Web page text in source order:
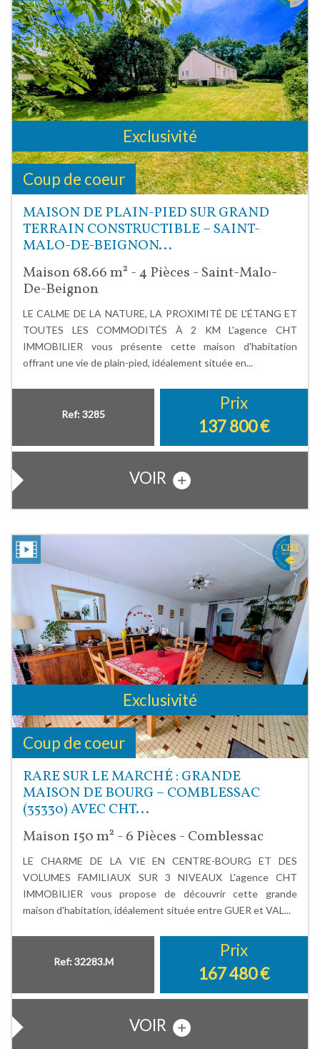
Exclusivité
Coup de coeur
MAISON DE PLAIN-PIED SUR GRAND
TERRAIN CONSTRUCTIBLE – SAINT-
MALO-DE-BEIGNON...
Maison 68.66 m² - 4 Pièces - Saint-Malo-
De-Beignon
LE CALME DE LA NATURE, LA PROXIMITÉ DE L'ÉTANG ET
TOUTES LES COMMODITÉS À 2 KM L'agence CHT
IMMOBILIER vous présente cette maison d'habitation
offrant une vie de plain-pied, idéalement située en...
Ref: 3285
Prix
137 800€
VOIR
Exclusivité
Coup de coeur
RARE SUR LE MARCHÉ : GRANDE
MAISON DE BOURG – COMBLESSAC
(35330) AVEC CHT...
Maison 150 m² - 6 Pièces - Comblessac
LE CHARME DE LA VIE EN CENTRE-BOURG ET DES
VOLUMES FAMILIAUX SUR 3 NIVEAUX L'agence CHT
IMMOBILIER vous propose de découvrir cette grande
maison d'habitation, idéalement située entre GUER et VAL...
Ref: 32283.M
Prix
167 480€
VOIR